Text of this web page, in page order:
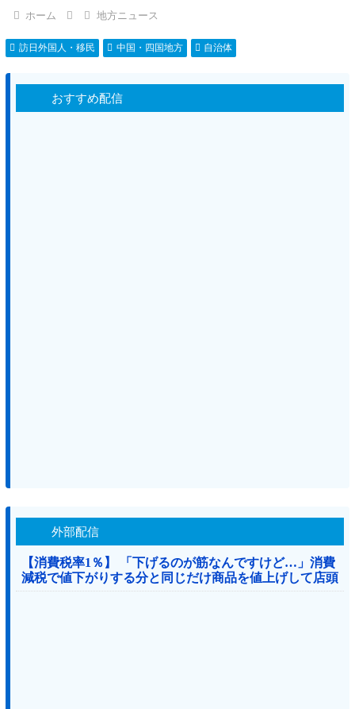
ホーム 地方ニュース
訪日外国人・移民 中国・四国地方 自治体
おすすめ配信
外部配信
【消費税率1％】 「下げるのが筋なんですけど…」消費
減税で値下がりする分と同じだけ商品を値上げして店頭
価格を変えない店も